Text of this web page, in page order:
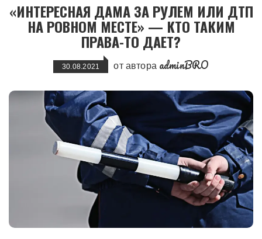
«ИНТЕРЕСНАЯ ДАМА ЗА РУЛЕМ ИЛИ ДТП
НА РОВНОМ МЕСТЕ» — КТО ТАКИМ
ПРАВА-ТО ДАЕТ?
30.08.2021 от автора adminBRO